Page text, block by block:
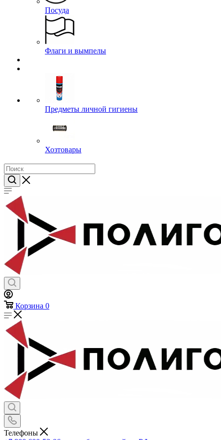
Посуда
Флаги и вымпелы
Предметы личной гигиены
Хозтовары
Корзина 0
Телефоны